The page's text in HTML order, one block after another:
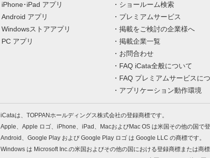
iPhone･iPad アプリ
Android アプリ
Windowsストアアプリ
PC アプリ
ショールーム検索
プレミアムサービス
掲載をご検討の企業様へ
掲載企業一覧
お問合わせ
FAQ iCata全般について
FAQ プレミアムサービスに
アプリケーション動作環境
iCataは、TOPPANホールディングス株式会社の登録商標です。
Apple、Apple ロゴ、iPhone、iPad、MacおよびMac OS は米国その他の国で
Android、Google Play および Google Play ロゴ は Google LLC の商標です。
Windows は Microsoft Inc.の米国およびその他の国における登録商標または商標